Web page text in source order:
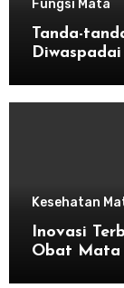
Fungsi Mata
Tanda-
Diwaspadai
Kesehatan
Inovasi
Obat Mata